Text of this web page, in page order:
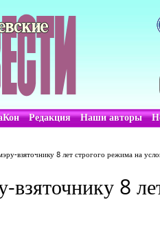
Редакция Наши авторы
взяточнику 8 лет строгого режима на
взяточнику 8